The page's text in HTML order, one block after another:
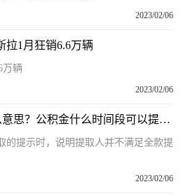
2023/02/06
拉1月狂销6.6万辆
万辆
2023/02/06
公积金显示部分提取什么意思？公积金什么时间段可以提取？
的提示时，说明提取人并不满足全款提
2023/02/06